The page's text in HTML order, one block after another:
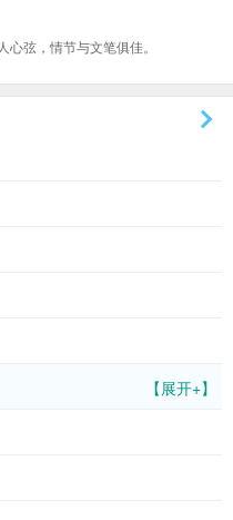
弦，情节与文笔俱佳。
【展开+】